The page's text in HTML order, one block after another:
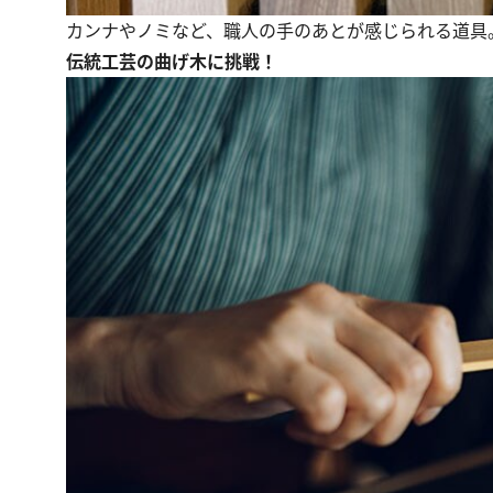
カンナやノミなど、職人の手のあとが感じられる道具
伝統工芸の曲げ木に挑戦！